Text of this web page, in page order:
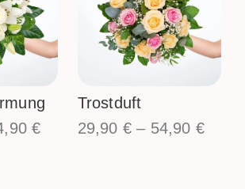
€
Trostduft
29,90 €– 54,90 €